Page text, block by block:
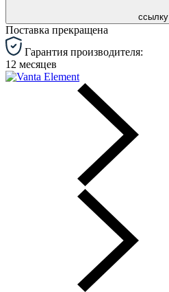
ссылку
Поставка прекращена
Гарантия производителя:
12 месяцев